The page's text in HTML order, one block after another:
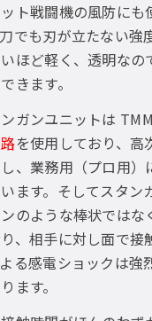
ット戦闘機の風防に
でも刃が立たない強
ほど軽く、透明なの
きます。
ガンユニットは
を使用しており、高
、業務用（プロ用）
ます。そしてスタン
のような棒状ではな
、相手に対し面で接
る感電ショックは強
ます。